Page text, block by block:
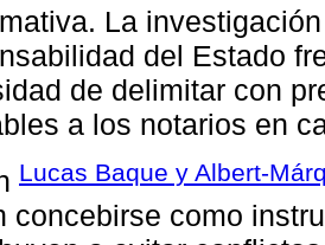
La
del Estado
de delimitar con
a los notarios en
Lucas Baque y Albert-
concebirse como